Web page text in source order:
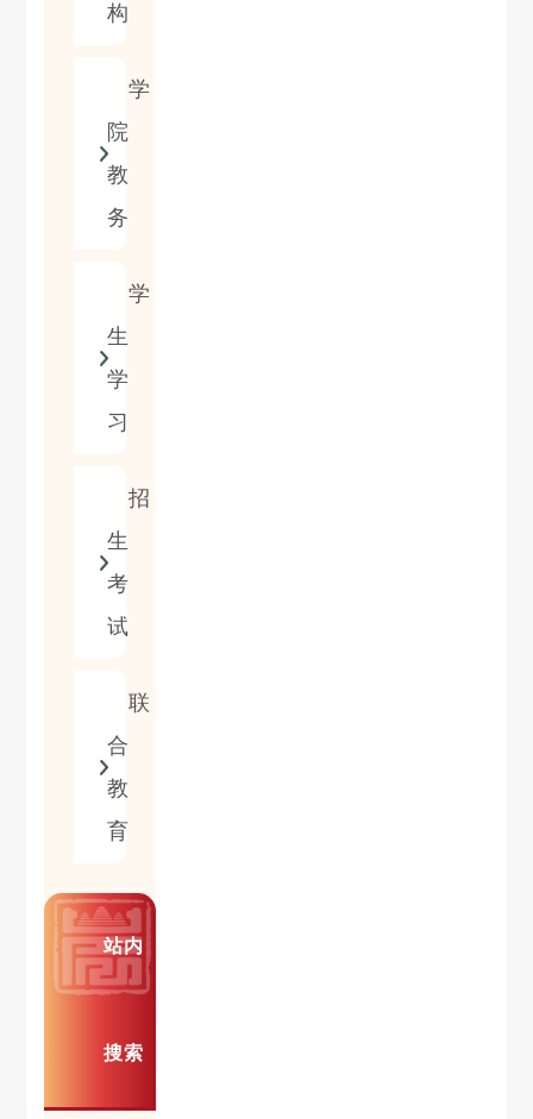
构
学
院
教
务
学
生
学
习
招
生
考
试
联
合
教
育
站内
搜索